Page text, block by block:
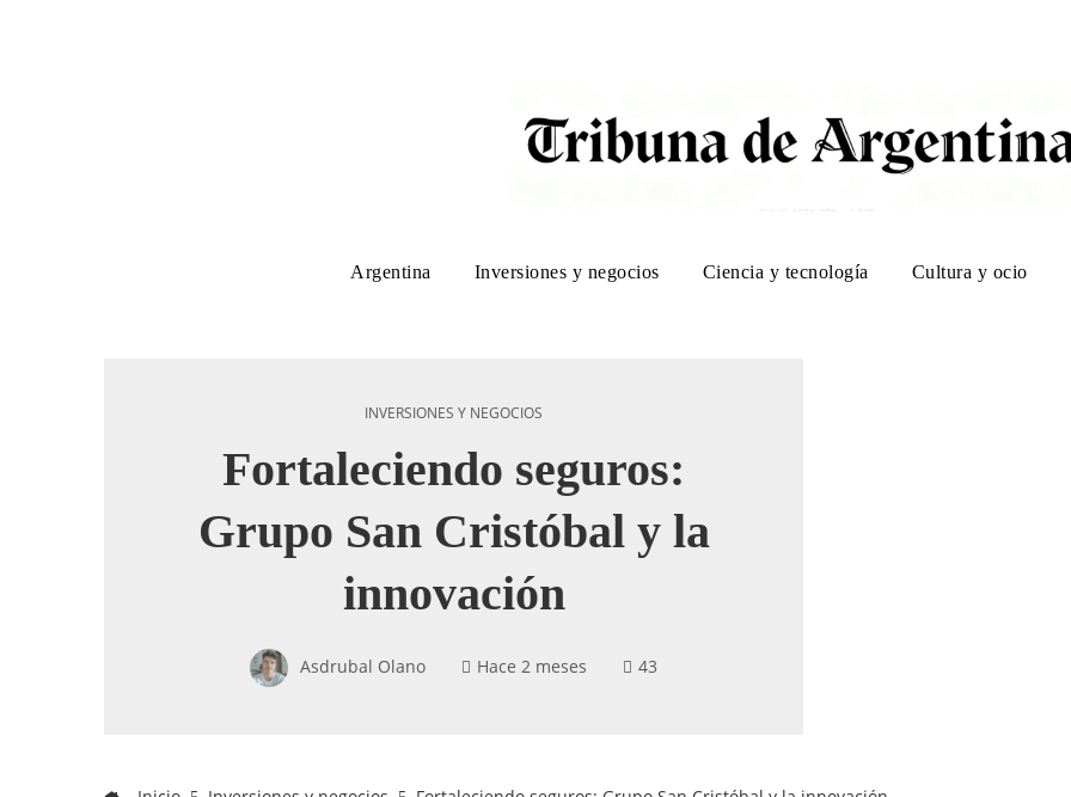
Argentina Inversiones y negocios Ciencia y tecnología Cultura y ocio
INVERSIONES Y NEGOCIOS
Fortaleciendo seguros:
Grupo San Cristóbal y la
innovación
Asdrubal Olano Hace 2 meses 43